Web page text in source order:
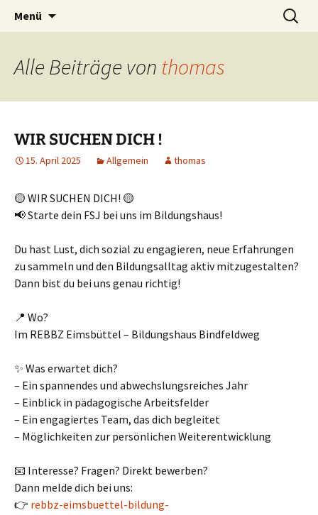
Menü
Suchen
nach:
Alle Beiträge von thomas
WIR SUCHEN DICH !
15. April 2025 Allgemein thomas
🟡 WIR SUCHEN DICH! 🟡
📢 Starte dein FSJ bei uns im Bildungshaus!
Du hast Lust, dich sozial zu engagieren, neue Erfahrungen
zu sammeln und den Bildungsalltag aktiv mitzugestalten?
Dann bist du bei uns genau richtig!
📍 Wo?
Im REBBZ Eimsbüttel – Bildungshaus Bindfeldweg
✨ Was erwartet dich?
– Ein spannendes und abwechslungsreiches Jahr
– Einblick in pädagogische Arbeitsfelder
– Ein engagiertes Team, das dich begleitet
– Möglichkeiten zur persönlichen Weiterentwicklung
📧 Interesse? Fragen? Direkt bewerben?
Dann melde dich bei uns:
👉 rebbz-eimsbuettel-bildung-